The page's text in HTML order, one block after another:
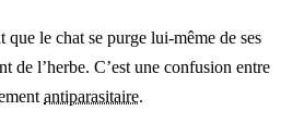
le chat se purge lui-même de ses
de l’herbe. C’est une confusion entre
antiparasitaire.